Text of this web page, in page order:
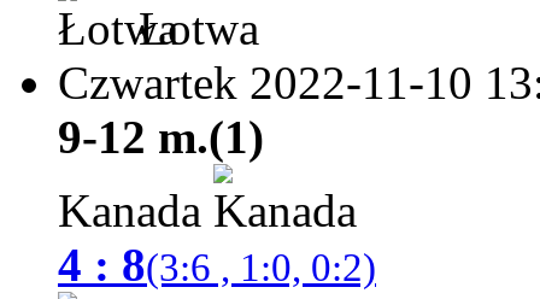
Łotwa
Czwartek 2022-11-10
9-12 m.(1)
Kanada
4 : 8(3:6 , 1:0, 0:2)